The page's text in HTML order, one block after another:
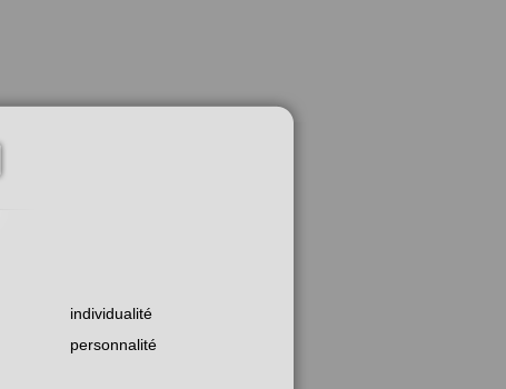
individualité
personnalité